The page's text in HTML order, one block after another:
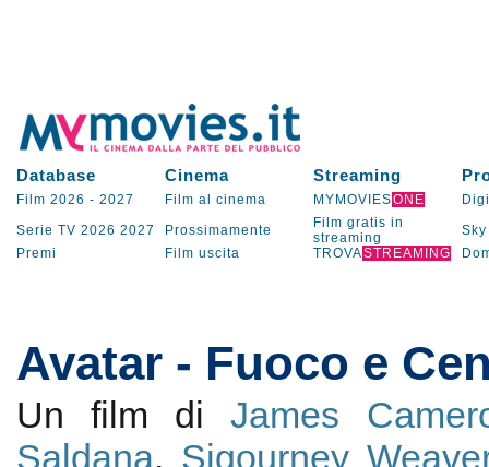
Database Cinema Streaming
Film 2026 - 2027 Film al cinema MYMOVIESONE
Serie TV 2026 2027 Prossimamente
Film gratis in
streaming
Sky
Premi
Film uscita TROVASTREAMING
Avatar - Fuoco e
Un film diJames
Saldana, Sigourney